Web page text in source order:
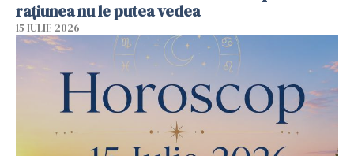
rațiunea nu le putea vedea
15 IULIE 2026